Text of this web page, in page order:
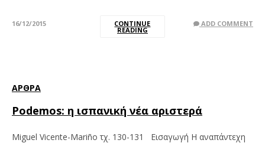
16/12/2015 CONTINUE
READING
ADD COMMENT
ΆΡΘΡΑ
Podemos: η ισπανική νέα αριστερά
Miguel Vicente-Mariño τχ. 130-131 Εισαγωγή Η αναπάντεχη